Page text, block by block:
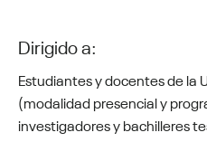
Dirigido a:
Estudiantes y docentes de la
(modalidad presencial y
investigadores y bachilleres